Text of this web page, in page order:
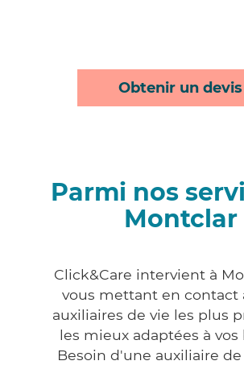
Obtenir un devis
Parmi nos
Montclar
Click&Care intervient à
vous mettant en contact
auxiliaires de vie les plus
les mieux adaptées à vos
Besoin d'une auxiliaire